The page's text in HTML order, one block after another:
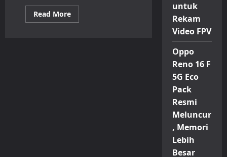
Read MoreRead
more
untuk
Rekam
Video FPV
Oppo
Reno 16 F
5G Eco
Pack
Resmi
Meluncur
, Memori
Lebih
Besar